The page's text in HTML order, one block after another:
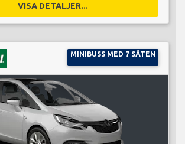
VISA DETALJER...
MINIBUSS MED 7 SÄTEN